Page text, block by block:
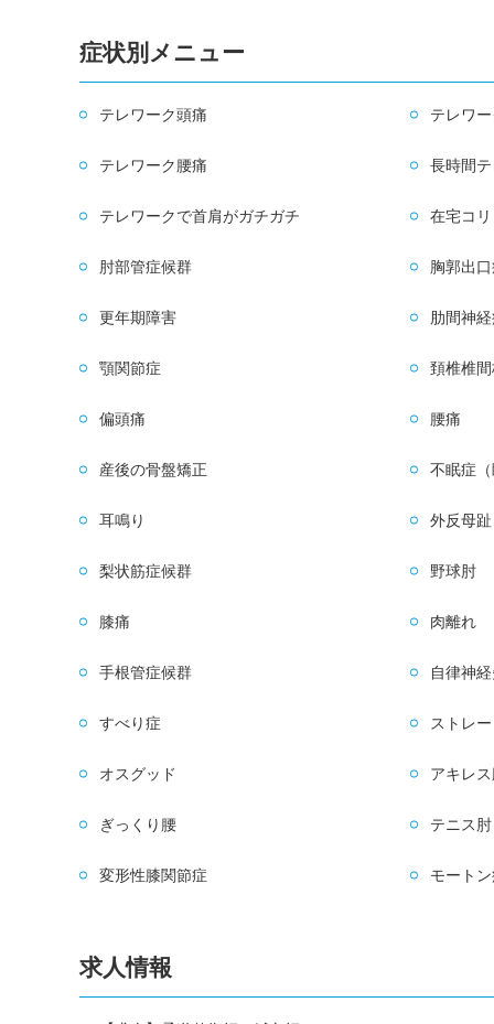
症状別メニュー
テレワーク頭痛 テレワ
テレワーク腰痛 長時間
テレワークで首肩がガチガチ 在宅コリ
肘部管症候群 胸郭出
更年期障害 肋間神
顎関節症 頚椎椎
偏頭痛 腰痛
産後の骨盤矯正 不眠症（
耳鳴り 外反母趾
梨状筋症候群 野球肘
膝痛 肉離れ
手根管症候群 自律神
すべり症 ストレ
オスグッド アキレ
ぎっくり腰 テニス
変形性膝関節症 モートン
求人情報